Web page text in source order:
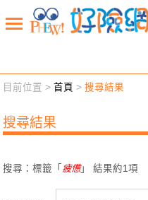
新聞觀點 業務交流
退休先準備 好險學堂
目前位置 >首頁 >搜尋結果
搜尋結果
搜尋：標籤「 疲憊」 結果約1項